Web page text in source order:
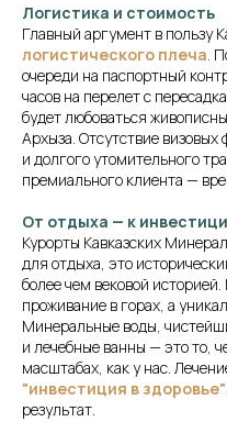
Логистика и стоимость
Главный аргумент в пользу
логистического плеча.
очереди на паспортный
часов на перелет с
будет любоваться
Архыза. Отсутствие визовых
и долгого утомительного
премиального клиента —
От отдыха — к
Курорты Кавказских
для отдыха, это
более чем вековой
проживание в горах, а
Минеральные воды,
и лечебные ванны — это то,
масштабах, как у нас.
"инвестиция в здоровье"
результат.